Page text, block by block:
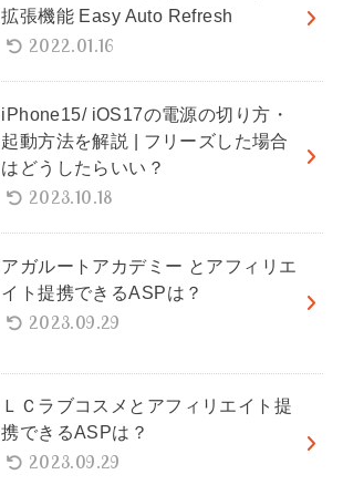
拡張機能 Easy Auto Refresh
2022.01.16
iPhone15/ iOS17の電源の切り方・
起動方法を解説 | フリーズした場合
はどうしたらいい？
2023.10.18
アガルートアカデミー とアフィリエ
イト提携できるASPは？
2023.09.29
ＬＣラブコスメとアフィリエイト提
携できるASPは？
2023.09.29